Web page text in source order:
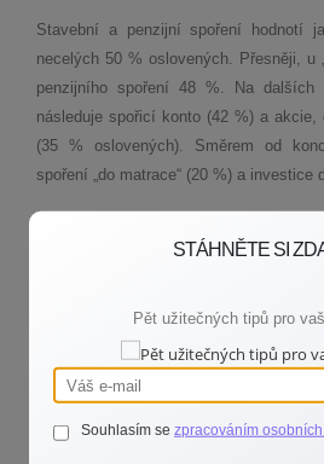
Stavební a penzijní spoření hodnotí
necelých 50 % oslovených. Přesněji, u
penzijního spoření 48 %. Na dalších
následuje spořicí konto (42 %) a akcie,
(35 % oslovených). Směrem od
spoření „do matrace“ (20 %) a investice
VÍCE NEŽ POLOVINA
PRAVIDELNĚ SPOŘÍ
Konkrétně je to 55 % rodičů.
odkládá peníze právě do stavebního
spořicí účty, ty využívají téměř dvě
takzvaně na budoucnost dokonce až
STÁHNĚTE SI
Pět užitečných tipů pro
Souhlasím se zpracováním